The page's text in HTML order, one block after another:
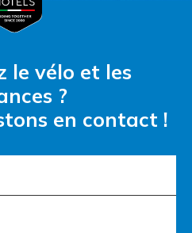
le vélo et les
?
en contact !